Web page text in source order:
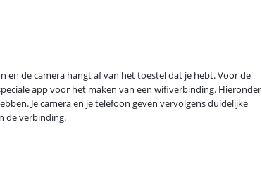
en de camera hangt af van het toestel dat je hebt. Voor de
app voor het maken van een wifiverbinding. Hieronder
Je camera en je telefoon geven vervolgens duidelijke
de verbinding.